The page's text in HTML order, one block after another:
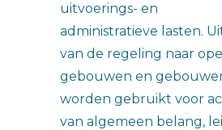
uitvoerings- en
administratieve lasten.
van de regeling naar
gebouwen en
worden gebruikt voor
van algemeen belang,